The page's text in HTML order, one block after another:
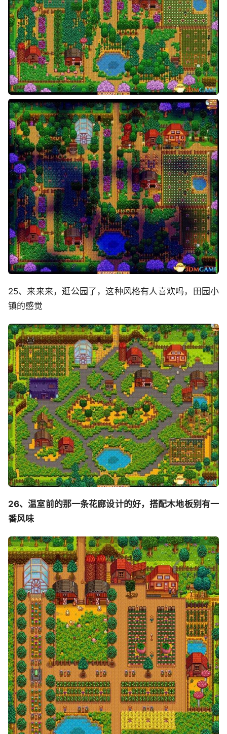
25、来来来，逛公园了，这种风格有人喜欢吗，田园小
镇的感觉
26、温室前的那一条花廊设计的好，搭配木地板别有一
番风味